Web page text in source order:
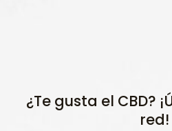
¿Te gusta el CBD?
red!